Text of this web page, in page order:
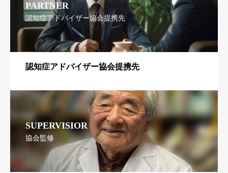
PARTNER
認知症アドバイザー協会提携先
認知症アドバイザー協会提携先
SUPERVISIOR
協会監修